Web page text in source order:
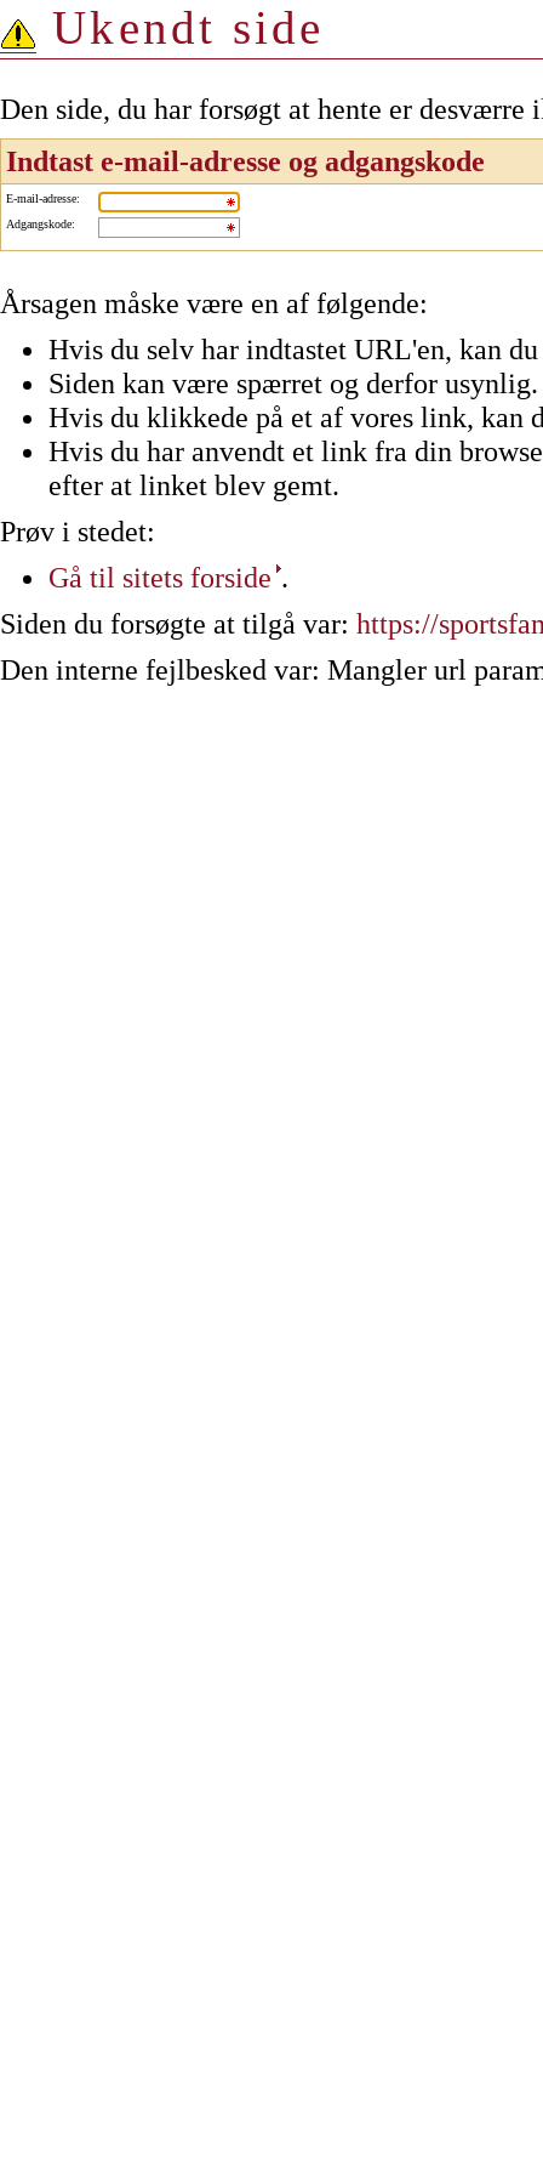
Ukendt side
Den side, du har forsøgt at hente er
Indtast e-mail-adresse og adgangskode
E-mail-adresse:
Adgangskode:
Årsagen måske være en af følgende:
Hvis du selv har indtastet URL'en, kan
Siden kan være spærret og derfor usynlig.
Hvis du klikkede på et af vores link, kan
Hvis du har anvendt et link fra din
efter at linket blev gemt.
Prøv i stedet:
Gå til sitets forside .
Siden du forsøgte at tilgå var: https://
Den interne fejlbesked var: Mangler url